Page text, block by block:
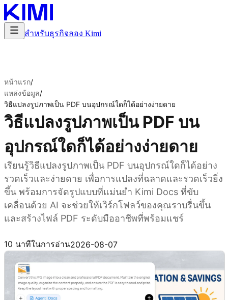
สำหรับธุรกิจลอง Kimi
หน้าแรก/
แหล่งข้อมูล/
วิธีแปลงรูปภาพเป็น PDF บนอุปกรณ์ใดก็ได้อย่างง่ายดาย
วิธีแปลงรูปภาพเป็น PDF บน
อุปกรณ์ใดก็ได้อย่างง่ายดาย
เรียนรู้วิธีแปลงรูปภาพเป็น PDF บนอุปกรณ์ใดก็ได้อย่าง
รวดเร็วและง่ายดาย เพื่อการแปลงที่ฉลาดและรวดเร็วยิ่ง
ขึ้น พร้อมการจัดรูปแบบที่แม่นยำ Kimi Docs ที่ขับ
เคลื่อนด้วย AI จะช่วยให้เวิร์กโฟลว์ของคุณราบรื่นขึ้น
และสร้างไฟล์ PDF ระดับมืออาชีพที่พร้อมแชร์
10 นาทีในการอ่าน2026-08-07